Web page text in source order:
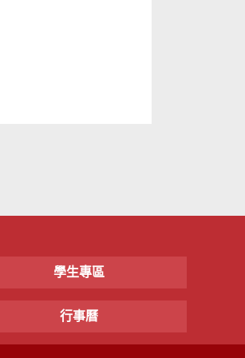
學生專區
行事曆